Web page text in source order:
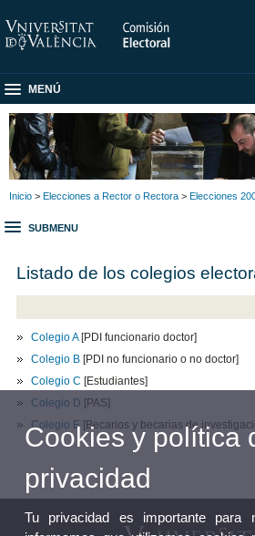
MENÚ
Inicio > Elecciones a Rector o Rectora > Elecciones
SUBMENU
Listado de los colegios
Colegio A[PDI funcionario doctor]
Colegio B [PDI no funcionario o no doctor]
Colegio C [Estudiantes]
Colegio D [PAS]
Colegio E [Becarios y becarias de
Cookies y política
privacidad
Tu privacidad es importante para